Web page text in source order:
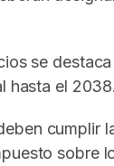
se
hasta el 2038.
cumplir
sobre